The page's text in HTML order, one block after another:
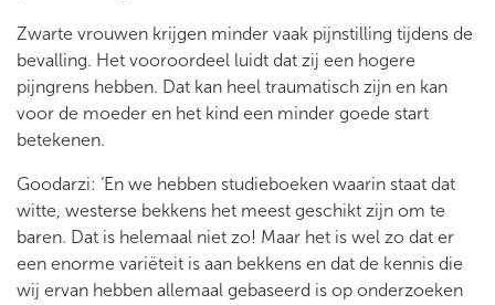
Zwarte vrouwen krijgen minder vaak pijnstilling tijdens de
bevalling. Het vooroordeel luidt dat zij een hogere
pijngrens hebben. Dat kan heel traumatisch zijn en kan
voor de moeder en het kind een minder goede start
betekenen.
Goodarzi: ‘En we hebben studieboeken waarin staat dat
witte, westerse bekkens het meest geschikt zijn om te
baren. Dat is helemaal niet zo! Maar het is wel zo dat er
een enorme variëteit is aan bekkens en dat de kennis die
wij ervan hebben allemaal gebaseerd is op onderzoeken